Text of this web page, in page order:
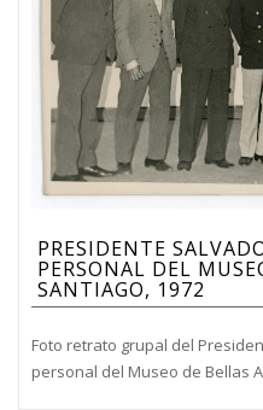
PRESIDENTE
PERSONAL DEL
SANTIAGO, 1972
Foto retrato grupal del
personal del Museo de Bellas